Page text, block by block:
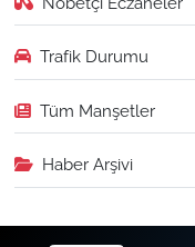
Trafik Durumu
Tüm Manşetler
Haber Arşivi